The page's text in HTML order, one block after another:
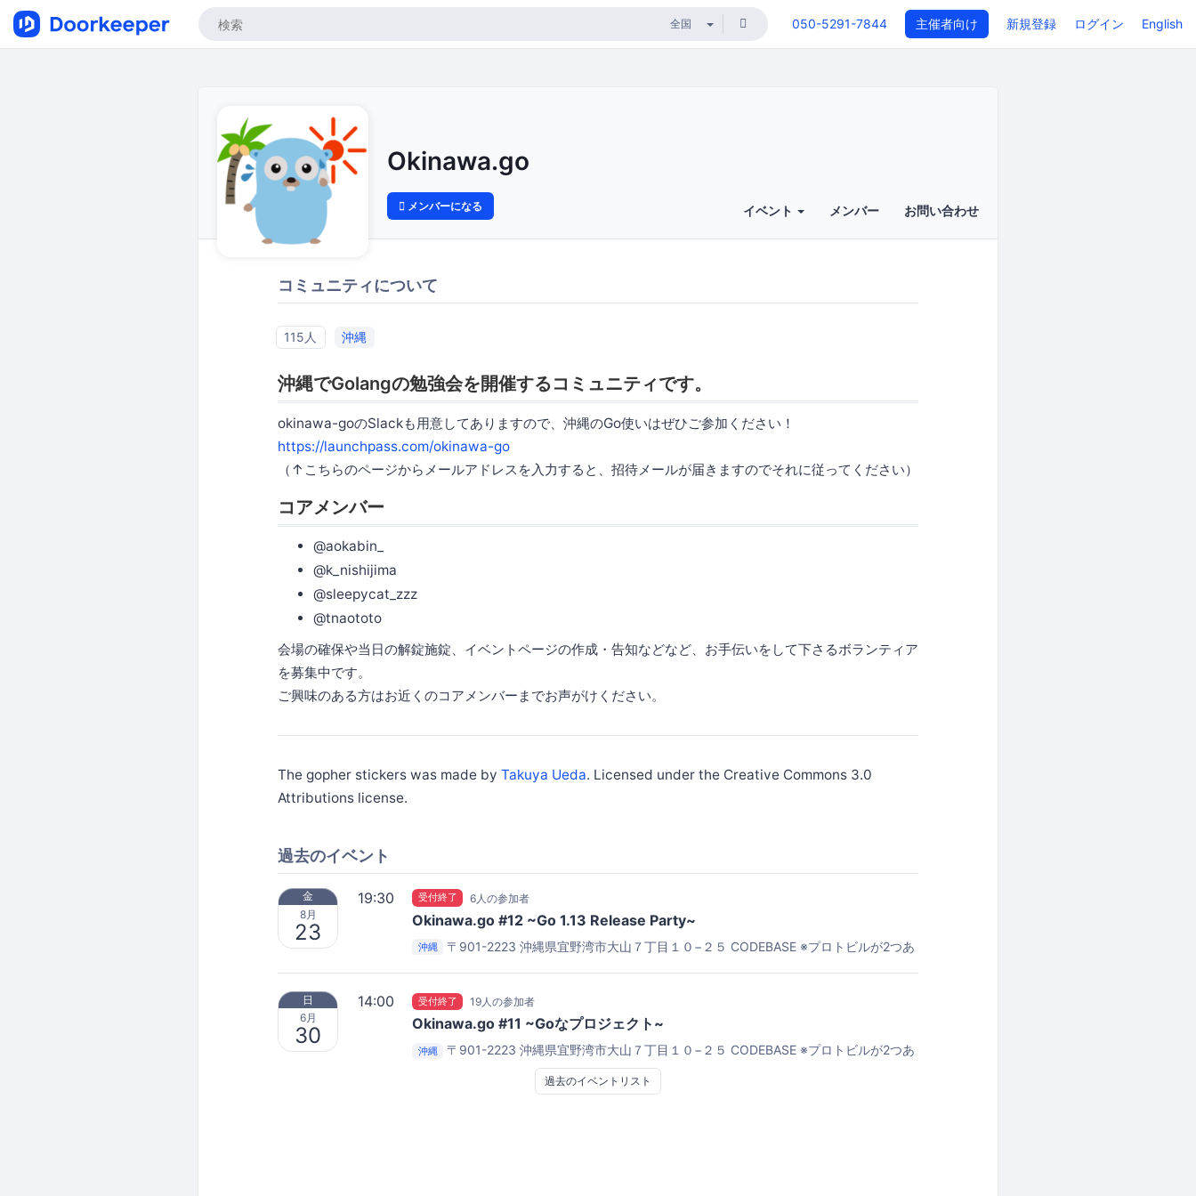
050-5291-7844 主催者向け 新規登録 ログイン English
Okinawa.go
メンバーになる イベント メンバー お問い合わせ
コミュニティについて
115人 沖縄
沖縄でGolangの勉強会を開催するコミュニティです。
okinawa-goのSlackも用意してありますので、沖縄のGo使いはぜひご参加ください！
https://launchpass.com/okinawa-go
（↑こちらのページからメールアドレスを入力すると、招待メールが届きますのでそれに従ってください）
コアメンバー
@aokabin_
@k_nishijima
@sleepycat_zzz
@tnaototo
会場の確保や当日の解錠施錠、イベントページの作成・告知などなど、お手伝いをして下さるボランティア
を募集中です。
ご興味のある方はお近くのコアメンバーまでお声がけください。
The gopher stickers was made by Takuya Ueda. Licensed under the Creative Commons 3.0
Attributions license.
過去のイベント
金
8月
23
19:30 受付終了 6人の参加者
Okinawa.go #12 ~Go 1.13 Release Party~
沖縄 〒901-2223 沖縄県宜野湾市大山７丁目１０−２５ CODEBASE ※プロトビルが2つあ
日
6月
30
14:00 受付終了 19人の参加者
Okinawa.go #11 ~Goなプロジェクト~
沖縄 〒901-2223 沖縄県宜野湾市大山７丁目１０−２５ CODEBASE ※プロトビルが2つあ
りますが、北谷側のビルになります。間違わないようにお気を付けくださいませ。
過去のイベントリスト